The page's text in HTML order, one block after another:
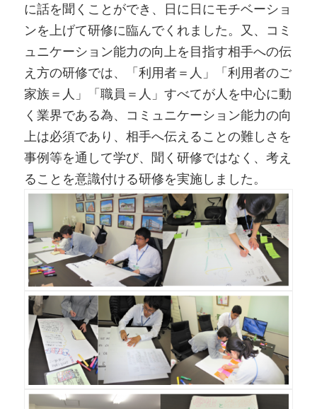
に話を聞くことができ、日に日にモチベーショ
ンを上げて研修に臨んでくれました。又、コミ
ュニケーション能力の向上を目指す相手への伝
え方の研修では、「利用者＝人」「利用者のご
家族＝人」「職員＝人」すべてが人を中心に動
く業界である為、コミュニケーション能力の向
上は必須であり、相手へ伝えることの難しさを
事例等を通して学び、聞く研修ではなく、考え
ることを意識付ける研修を実施しました。